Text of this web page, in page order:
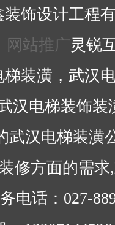
饰设计工程
网站推广灵锐
装潢，武汉
汉电梯装饰
武汉电梯装潢
修方面的需
电话：027-